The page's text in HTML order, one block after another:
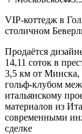
VIP-коттедж в
столичном
Продаётся
14,11 соток в
3,5 км от Минска,
гольф‑клубом
итальянскому
материалов из
современными
сделке